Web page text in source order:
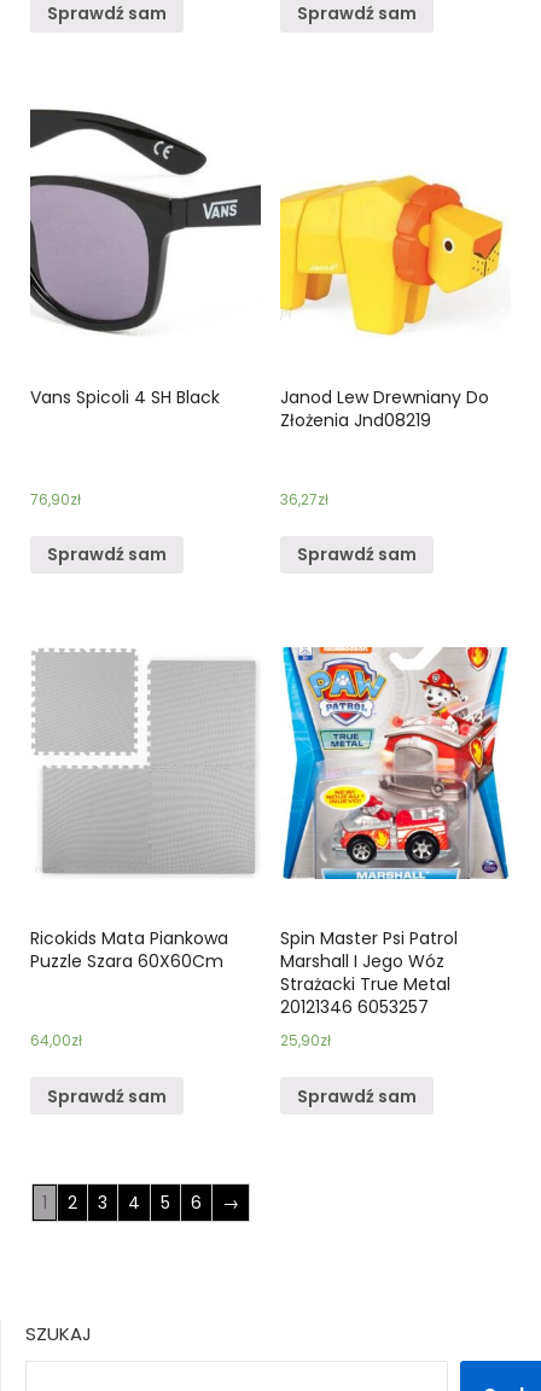
Sprawdź sam Sprawdź sam
Vans Spicoli 4 SH Black
76,90zł
Sprawdź sam
Janod Lew Drewniany Do
Złożenia Jnd08219
36,27zł
Sprawdź sam
Ricokids Mata Piankowa
Puzzle Szara 60X60Cm
64,00zł
Sprawdź sam
Spin Master Psi Patrol
Marshall I Jego Wóz
Strażacki True Metal
20121346 6053257
25,90zł
Sprawdź sam
1 2 3 4 5 6 →
SZUKAJ